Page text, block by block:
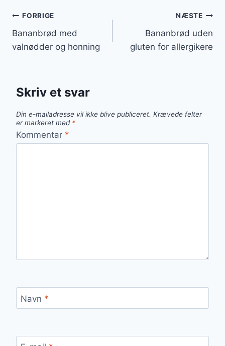
Indlægsnavigation
FORRIGE
Bananbrød med
valnødder og honning
NÆSTE
Bananbrød uden
gluten for allergikere
Skriv et svar
Din e-mailadresse vil ikke blive publiceret. Krævede felter
er markeret med *
Kommentar *
Navn *